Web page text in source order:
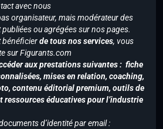
avec nous
organisateur, mais modérateur des
ou agrégées sur nos pages.
bénéficierde tous nos services, vous
sur Figurants.com
aux prestations suivantes : fiche
mises en relation, coaching,
contenu éditorial premium, outils de
ressources éducatives pour l’industrie
d’identité par email :